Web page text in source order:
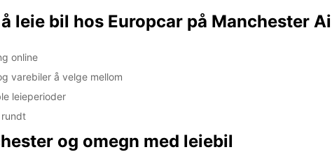
leie bil hos Europcar på Manchester
online
varebiler å velge mellom
leieperioder
og omegn med leiebil